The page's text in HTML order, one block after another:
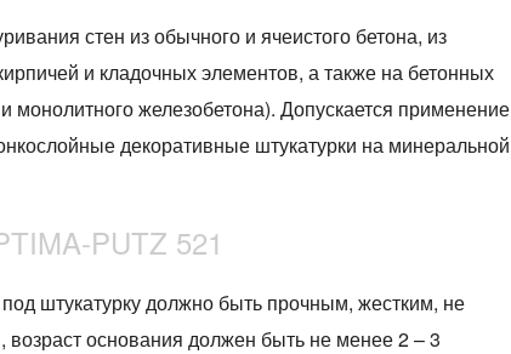
стен из обычного и ячеистого бетона, из
и кладочных элементов, а также на бетонных
монолитного железобетона). Допускается применение
декоративные штукатурки на минеральной
PUTZ 521
штукатурку должно быть прочным, жестким, не
основания должен быть не менее 2 – 3